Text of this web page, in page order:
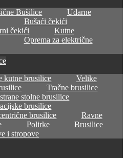
Bušilice
Udarne
Bušaći čekići
čekići
Kutne
Oprema za električne
kutne brusilice
Velike
Tračne brusilice
stolne brusilice
brusilice
brusilice
Ravne
Polirke
Brusilice
i stropove